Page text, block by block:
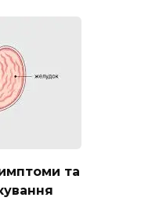
та